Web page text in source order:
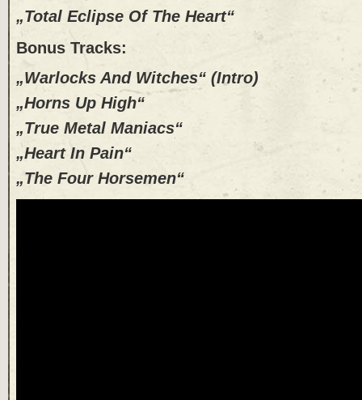
„Total Eclipse Of The Heart“
Bonus Tracks:
„Warlocks And Witches“ (Intro)
„Horns Up High“
„True Metal Maniacs“
„Heart In Pain“
„The Four Horsemen“